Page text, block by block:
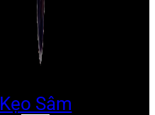
Kẹo Sâm